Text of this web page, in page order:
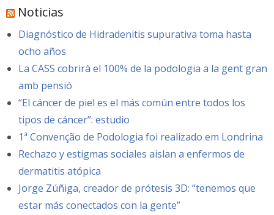
Noticias
Diagnóstico de Hidradenitis supurativa toma hasta
ocho años
La CASS cobrirà el 100% de la podologia a la gent gran
amb pensió
“El cáncer de piel es el más común entre todos los
tipos de cáncer”: estudio
1ª Convenção de Podologia foi realizado em Londrina
Rechazo y estigmas sociales aislan a enfermos de
dermatitis atópica
Jorge Zúñiga, creador de prótesis 3D: “tenemos que
estar más conectados con la gente”